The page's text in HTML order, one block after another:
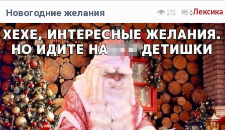
Лексика
272 0
Новогодние желания